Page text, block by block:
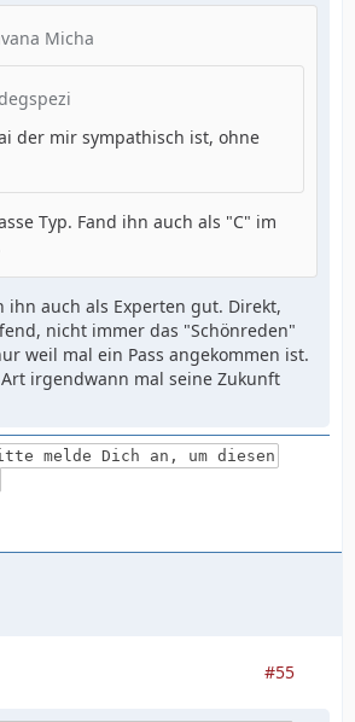
Micha
der mir sympathisch ist, ohne
Typ. Fand ihn auch als "C" im
ihn auch als Experten gut. Direkt,
nicht immer das "Schönreden"
weil mal ein Pass angekommen ist.
irgendwann mal seine Zukunft
melde Dich an, um diesen
#55